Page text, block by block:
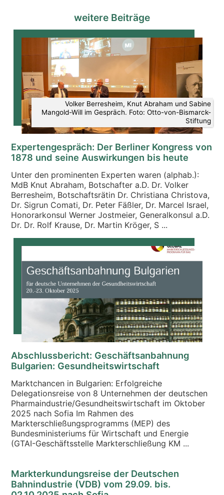
weitere Beiträge
Volker Berresheim, Knut Abraham und Sabine
Mangold-Will im Gespräch. Foto: Otto-von-Bismarck-
Stiftung
Expertengespräch: Der Berliner Kongress von
1878 und seine Auswirkungen bis heute
Unter den prominenten Experten waren (alphab.):
MdB Knut Abraham, Botschafter a.D. Dr. Volker
Berresheim, Botschaftsrätin Dr. Christiana Christova,
Dr. Sigrun Comati, Dr. Peter Fäßler, Dr. Marcel Israel,
Honorarkonsul Werner Jostmeier, Generalkonsul a.D.
Dr. Dr. Rolf Krause, Dr. Martin Kröger, S ...
Abschlussbericht: Geschäftsanbahnung
Bulgarien: Gesundheitswirtschaft
Marktchancen in Bulgarien: Erfolgreiche
Delegationsreise von 8 Unternehmen der deutschen
Pharmaindustrie/Gesundheitswirtschaft im Oktober
2025 nach Sofia Im Rahmen des
Markterschließungsprogramms (MEP) des
Bundesministeriums für Wirtschaft und Energie
(GTAI-Geschäftsstelle Markterschließung KM ...
Markterkundungsreise der Deutschen
Bahnindustrie (VDB) vom 29.09. bis.